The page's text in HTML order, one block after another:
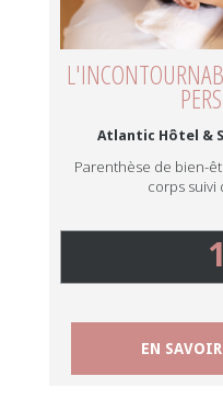
Atlantic Hôtel &
Parenthèse de bien-
corps suivi
EN